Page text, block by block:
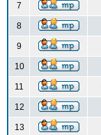
7
8
9
10
11
12
13